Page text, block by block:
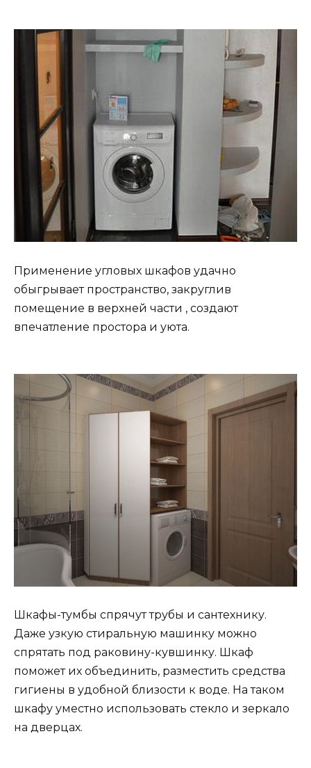
Применение угловых шкафов удачно
обыгрывает пространство, закруглив
помещение в верхней части , создают
впечатление простора и уюта.
Шкафы-тумбы спрячут трубы и сантехнику.
Даже узкую стиральную машинку можно
спрятать под раковину-кувшинку. Шкаф
поможет их объединить, разместить средства
гигиены в удобной близости к воде. На таком
шкафу уместно использовать стекло и зеркало
на дверцах.